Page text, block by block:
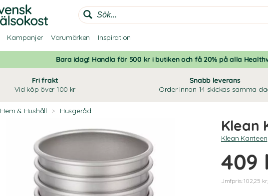
Kampanjer Varumärken Inspiration
Bara idag! Handla för 500 kr i butiken och få 20% på alla
Fri frakt
Vid köp över 100 kr
Snabb leverans
Order innan 14 skickas samma
Hem & Hushåll > Husgeråd
Klean
Klean Kanteen
409
Jmfpris: 102,25